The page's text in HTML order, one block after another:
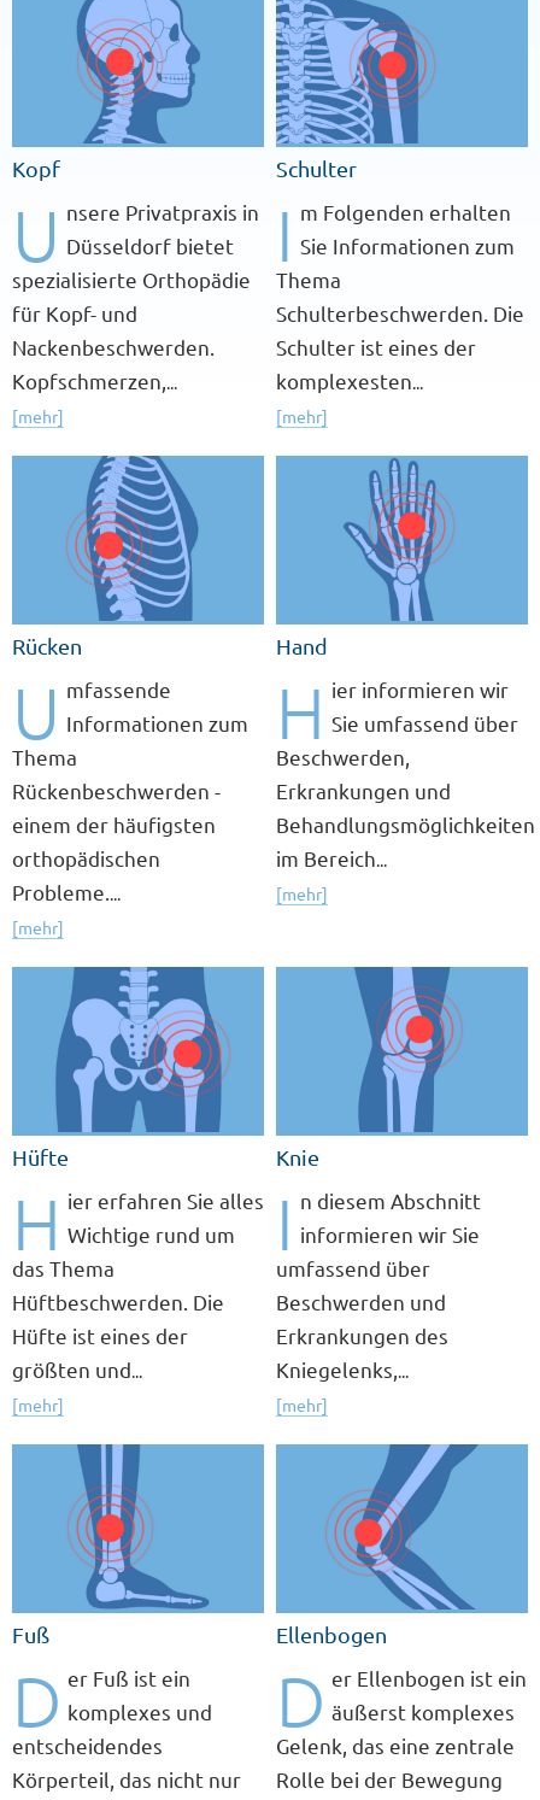
Kopf
U nsere Privatpraxis in
Düsseldorf bietet
spezialisierte Orthopädie
für Kopf- und
Nackenbeschwerden.
Kopfschmerzen, ...
[mehr]
Schulter
I m Folgenden erhalten
Sie Informationen zum
Thema
Schulterbeschwerden. Die
Schulter ist eines der
komplexesten...
[mehr]
Rücken
U mfassende
Informationen zum
Thema
Rückenbeschwerden -
einem der häufigsten
orthopädischen
Probleme. ...
[mehr]
Hand
H ier informieren wir
Sie umfassend über
Beschwerden,
Erkrankungen und
Behandlungsmöglichkeiten
im Bereich...
[mehr]
Hüfte
H ier erfahren Sie alles
Wichtige rund um
das Thema
Hüftbeschwerden. Die
Hüfte ist eines der
größten und...
[mehr]
Knie
I n diesem Abschnitt
informieren wir Sie
umfassend über
Beschwerden und
Erkrankungen des
Kniegelenks, ...
[mehr]
Fuß
D er Fuß ist ein
komplexes und
entscheidendes
Körperteil, das nicht nur
Ellenbogen
D er Ellenbogen ist ein
äußerst komplexes
Gelenk, das eine zentrale
Rolle bei der Bewegung